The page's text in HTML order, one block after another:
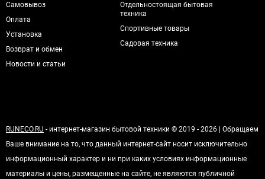
Самовывоз
Оплата
Установка
Возврат и обмен
Новости и статьи
Отдельностоящая бытовая
техника
Спортивные товары
Садовая техника
RUNECO.RU - интернет-магазин бытовой техники © 2019 - 2026 | Обращаем
Ваше внимание на то, что данный интернет-сайт носит исключительно
информационный характер и ни при каких условиях информационные
материалы и цены, размещенные на сайте, не являются публичной